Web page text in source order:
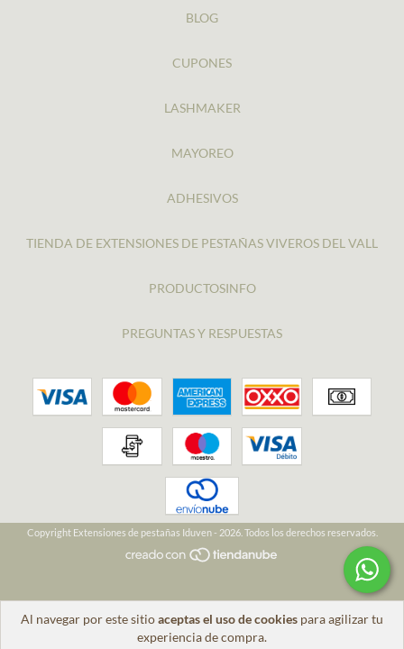
Al navegar por este sitioaceptas el uso de cookies para agilizar tu
experiencia de compra.
BLOG
CUPONES
LASHMAKER
MAYOREO
ADHESIVOS
TIENDA DE EXTENSIONES DE PESTAÑAS VIVEROS DEL VALL
PRODUCTOSINFO
PREGUNTAS Y RESPUESTAS
Copyright Extensiones de pestañas Iduven - 2026. Todos los derechos reservados.